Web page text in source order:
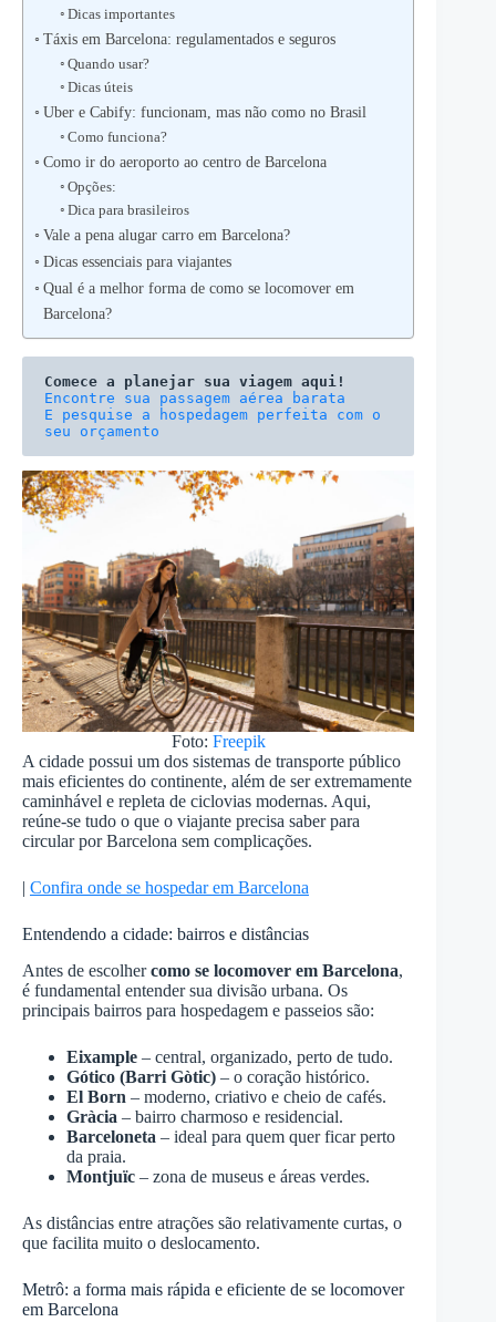
Dicas importantes
Táxis em Barcelona: regulamentados e seguros
Quando usar?
Dicas úteis
Uber e Cabify: funcionam, mas não como no Brasil
Como funciona?
Como ir do aeroporto ao centro de Barcelona
Opções:
Dica para brasileiros
Vale a pena alugar carro em Barcelona?
Dicas essenciais para viajantes
Qual é a melhor forma de como se locomover em
Barcelona?
Comece a planejar sua viagem aqui!
E pesquise a hospedagem perfeita com o
seu orçamento
Foto: Freepik
A cidade possui um dos sistemas de transporte público
mais eficientes do continente, além de ser extremamente
caminhável e repleta de ciclovias modernas. Aqui,
reúne-se tudo o que o viajante precisa saber para
circular por Barcelona sem complicações.
| Confira onde se hospedar em Barcelona
Entendendo a cidade: bairros e distâncias
Antes de escolhercomo se locomover em Barcelona,
é fundamental entender sua divisão urbana. Os
principais bairros para hospedagem e passeios são:
Eixample – central, organizado, perto de tudo.
Gótico (Barri Gòtic) – o coração histórico.
El Born – moderno, criativo e cheio de cafés.
Gràcia – bairro charmoso e residencial.
Barceloneta – ideal para quem quer ficar perto
da praia.
Montjuïc – zona de museus e áreas verdes.
As distâncias entre atrações são relativamente curtas, o
que facilita muito o deslocamento.
Metrô: a forma mais rápida e eficiente de se locomover
em Barcelona